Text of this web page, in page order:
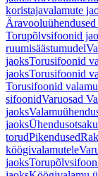
koristajavalamute
Torupõlvsifoonid
ruumisäästumudel
jaoksTorusifoonid
jaoksTorusifoonid
Torusifoonid
sifoonidVaruosad
jaoks
jaoks
torudPikendused
köögivalamutele
jaoks